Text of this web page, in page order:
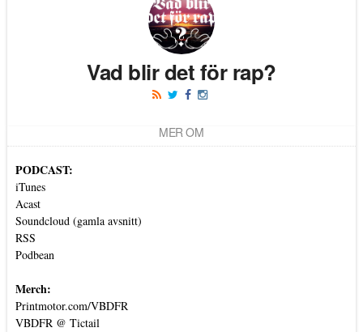
Vad blir det för rap?
MER OM
PODCAST:
iTunes
Acast
Soundcloud (gamla avsnitt)
RSS
Podbean
Merch:
Printmotor.com/VBDFR
VBDFR @ Tictail